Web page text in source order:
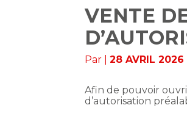
VENTE
Par |28 AVRIL 2026
Afin de pouvoir
d’autorisation